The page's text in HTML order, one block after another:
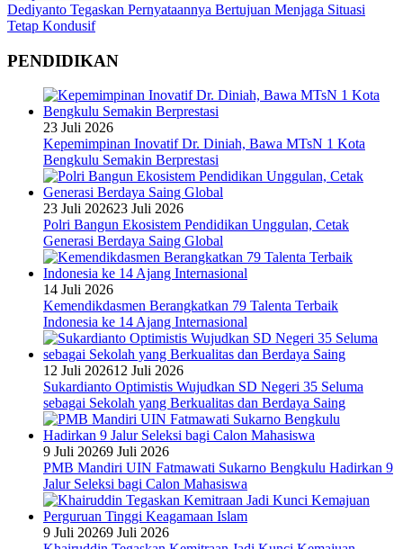
Dediyanto Tegaskan Pernyataannya Bertujuan Menjaga Situasi
Tetap Kondusif
PENDIDIKAN
23 Juli 2026
Kepemimpinan Inovatif Dr. Diniah, Bawa MTsN 1 Kota
Bengkulu Semakin Berprestasi
23 Juli 202623 Juli 2026
Polri Bangun Ekosistem Pendidikan Unggulan, Cetak
Generasi Berdaya Saing Global
14 Juli 2026
Kemendikdasmen Berangkatkan 79 Talenta Terbaik
Indonesia ke 14 Ajang Internasional
12 Juli 202612 Juli 2026
Sukardianto Optimistis Wujudkan SD Negeri 35 Seluma
sebagai Sekolah yang Berkualitas dan Berdaya Saing
9 Juli 20269 Juli 2026
PMB Mandiri UIN Fatmawati Sukarno Bengkulu Hadirkan 9
Jalur Seleksi bagi Calon Mahasiswa
9 Juli 20269 Juli 2026